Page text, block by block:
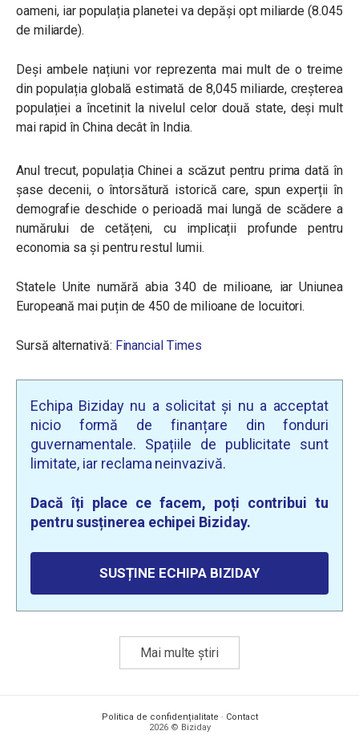
oameni, iar populația planetei va depăși opt miliarde (8.045
de miliarde).
Deși ambele națiuni vor reprezenta mai mult de o treime
din populația globală estimată de 8,045 miliarde, creșterea
populației a încetinit la nivelul celor două state, deși mult
mai rapid în China decât în India.
Anul trecut, populația Chinei a scăzut pentru prima dată în
șase decenii, o întorsătură istorică care, spun experții în
demografie deschide o perioadă mai lungă de scădere a
numărului de cetățeni, cu implicații profunde pentru
economia sa și pentru restul lumii.
Statele Unite numără abia 340 de milioane, iar Uniunea
Europeană mai puțin de 450 de milioane de locuitori.
Sursă alternativă: Financial Times
Echipa Biziday nu a solicitat și nu a acceptat
nicio formă de finanțare din fonduri
guvernamentale. Spațiile de publicitate sunt
limitate, iar reclama neinvazivă.
Dacă îți place ce facem, poți contribui tu
pentru susținerea echipei Biziday.
SUSȚINE ECHIPA BIZIDAY
Mai multe știri
Politica de confidențialitate · Contact
2026 © Biziday